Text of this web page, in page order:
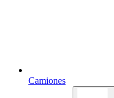
Camiones